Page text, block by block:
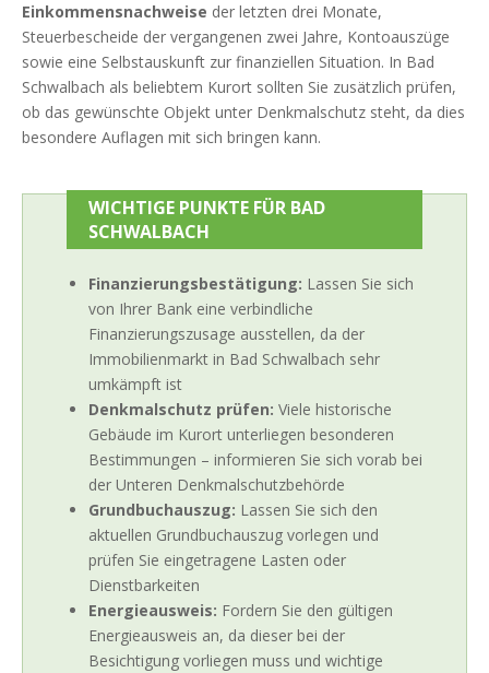
Einkommensnachweise der letzten drei Monate,
Steuerbescheide der vergangenen zwei Jahre, Kontoauszüge
sowie eine Selbstauskunft zur finanziellen Situation. In Bad
Schwalbach als beliebtem Kurort sollten Sie zusätzlich prüfen,
ob das gewünschte Objekt unter Denkmalschutz steht, da dies
besondere Auflagen mit sich bringen kann.
WICHTIGE PUNKTE FÜR BAD
SCHWALBACH
Finanzierungsbestätigung: Lassen Sie sich
von Ihrer Bank eine verbindliche
Finanzierungszusage ausstellen, da der
Immobilienmarkt in Bad Schwalbach sehr
umkämpft ist
Denkmalschutz prüfen: Viele historische
Gebäude im Kurort unterliegen besonderen
Bestimmungen – informieren Sie sich vorab bei
der Unteren Denkmalschutzbehörde
Grundbuchauszug: Lassen Sie sich den
aktuellen Grundbuchauszug vorlegen und
prüfen Sie eingetragene Lasten oder
Dienstbarkeiten
Energieausweis: Fordern Sie den gültigen
Energieausweis an, da dieser bei der
Besichtigung vorliegen muss und wichtige